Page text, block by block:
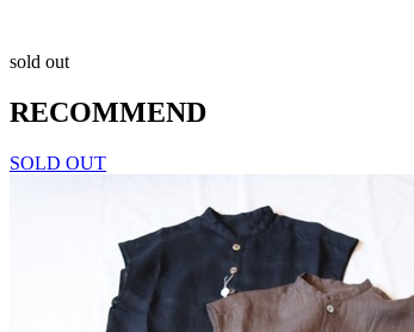
sold out
RECOMMEND
SOLD OUT